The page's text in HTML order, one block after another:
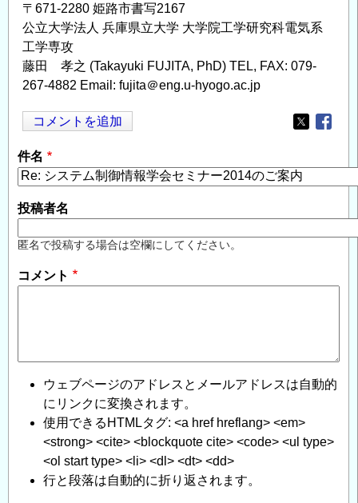
〒671-2280 姫路市書写2167
公立大学法人 兵庫県立大学 大学院工学研究科電気系
工学専攻
藤田 孝之 (Takayuki FUJITA, PhD) TEL, FAX: 079-
267-4882 Email: fujita＠eng.u-hyogo.ac.jp
コメントを追加
Opens in
件名
投稿者名
匿名で投稿する場合は空欄にしてください。
コメント
ウェブページのアドレスとメールアドレスは自動的
にリンクに変換されます。
使用できるHTMLタグ: <a href hreflang> <em>
<strong> <cite> <blockquote cite> <code> <ul type>
<ol start type> <li> <dl> <dt> <dd>
行と段落は自動的に折り返されます。